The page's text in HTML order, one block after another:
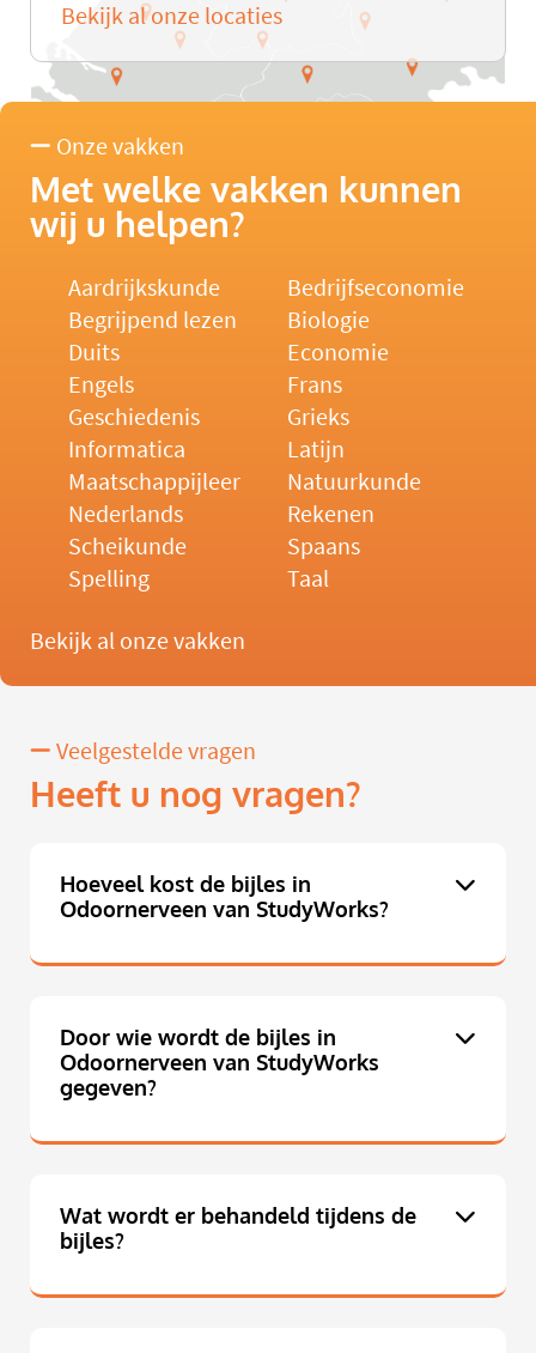
Bekijk al onze locaties
Onze vakken
Met welke vakken kunnen
wij u helpen?
Aardrijkskunde
Bedrijfseconomie
Begrijpend lezen
Biologie
Duits
Economie
Engels
Frans
Geschiedenis
Grieks
Informatica
Latijn
Maatschappijleer
Natuurkunde
Nederlands
Rekenen
Scheikunde
Spaans
Spelling
Taal
Bekijk al onze vakken
Veelgestelde vragen
Heeft u nog vragen?
Hoeveel kost de bijles in
Odoornerveen van StudyWorks?
Door wie wordt de bijles in
Odoornerveen van StudyWorks
gegeven?
Wat wordt er behandeld tijdens de
bijles?